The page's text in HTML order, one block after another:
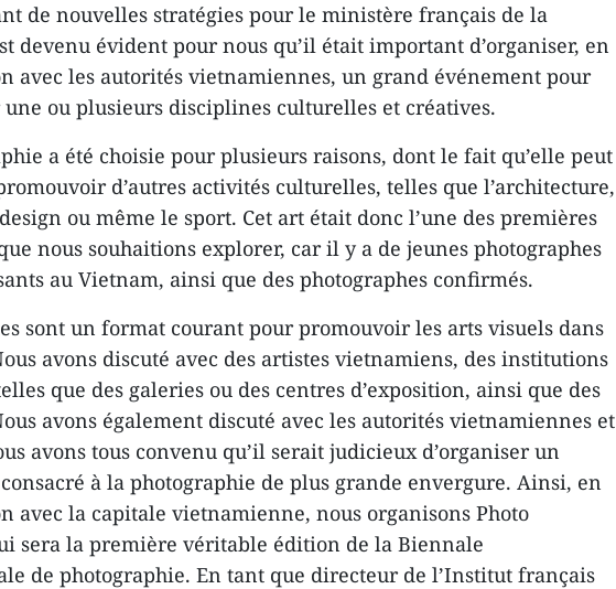
de nouvelles stratégies pour le ministère français de la
devenu évident pour nous qu’il était important d’organiser, en
avec les autorités vietnamiennes, un grand événement pour
ou plusieurs disciplines culturelles et créatives.
a été choisie pour plusieurs raisons, dont le fait qu’elle peut
d’autres activités culturelles, telles que l’architecture,
ou même le sport. Cet art était donc l’une des premières
nous souhaitions explorer, car il y a de jeunes photographes
au Vietnam, ainsi que des photographes confirmés.
sont un format courant pour promouvoir les arts visuels dans
avons discuté avec des artistes vietnamiens, des institutions
que des galeries ou des centres d’exposition, ainsi que des
avons également discuté avec les autorités vietnamiennes et
avons tous convenu qu’il serait judicieux d’organiser un
à la photographie de plus grande envergure. Ainsi, en
avec la capitale vietnamienne, nous organisons Photo
sera la première véritable édition de la Biennale
de photographie. En tant que directeur de l’Institut français